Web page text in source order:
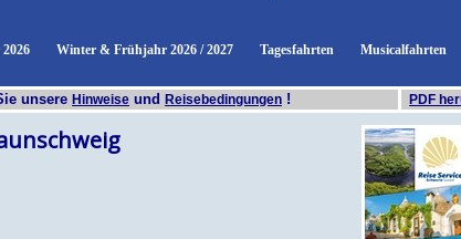
Winter & Frühjahr 2026 / 2027 Tagesfahrten Musicalfahrten
unsere Hinweise und Reisebedingungen ! PDF